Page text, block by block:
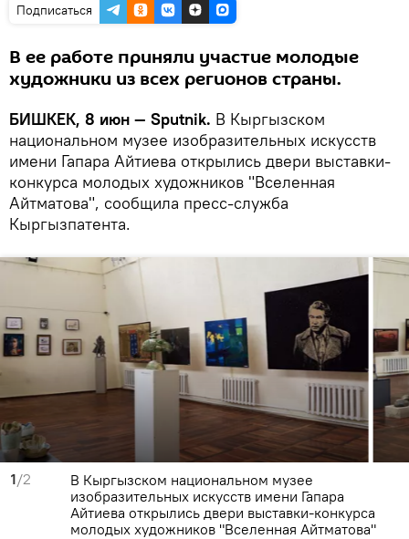
Подписаться
В ее работе приняли участие молодые
художники из всех регионов страны.
БИШКЕК, 8 июн — Sputnik. В Кыргызском
национальном музее изобразительных искусств
имени Гапара Айтиева открылись двери выставки-
конкурса молодых художников "Вселенная
Айтматова", сообщила пресс-служба
Кыргызпатента.
1/2
В Кыргызском национальном музее
изобразительных искусств имени Гапара
Айтиева открылись двери выставки-конкурса
молодых художников "Вселенная Айтматова"